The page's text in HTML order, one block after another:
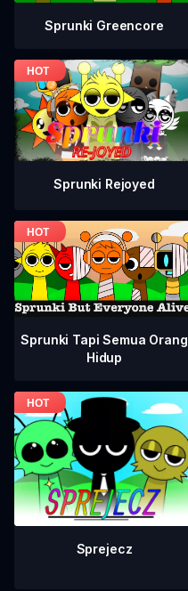
Sprunki Greencore
Sprunki Rejoyed
Sprunki Tapi Semua Orang
Hidup
Sprejecz